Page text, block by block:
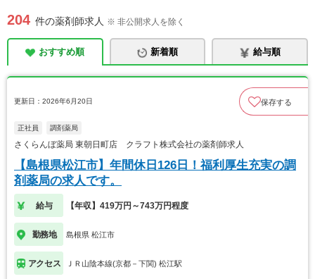
204 件の薬剤師求人 ※ 非公開求人を除く
おすすめ順 新着順 給与順
更新日：2026年6月20日 保存する
正社員 調剤薬局
さくらんぼ薬局 東朝日町店 クラフト株式会社の薬剤師求人
【島根県松江市】年間休日126日！福利厚生充実の調
剤薬局の求人です。
給与 【年収】419万円～743万円程度
勤務地 島根県 松江市
アクセス ＪＲ山陰本線(京都－下関) 松江駅